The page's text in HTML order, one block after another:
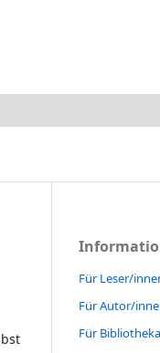
Für Leser/
Für Autor/
Für